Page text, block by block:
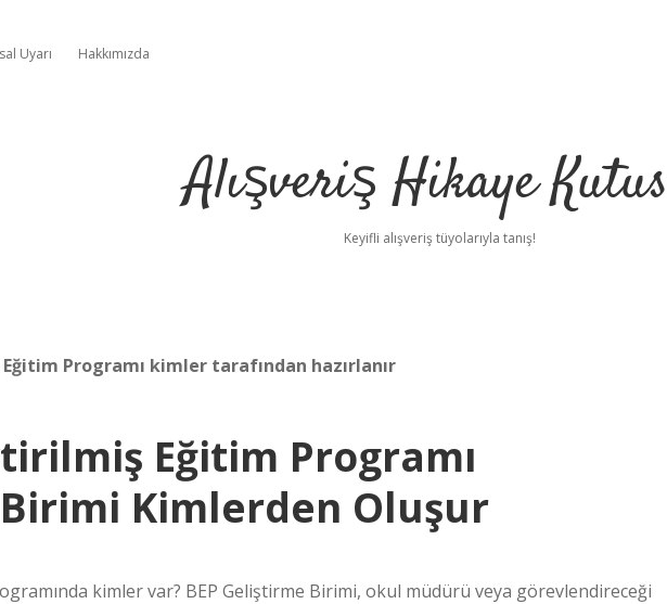
Uyarı Hakkımızda
Alışveriş Hikaye
Keyifli alışveriş tüyolarıyla tanış!
Programı kimler tarafından hazırlanır
Eğitim Programı
Kimlerden Oluşur
kimler var? BEP Geliştirme Birimi, okul müdürü veya görevlendireceği